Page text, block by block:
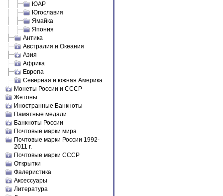
ЮАР
Югославия
Ямайка
Япония
Антика
Австралия и Океания
Азия
Африка
Европа
Северная и южная Америка
Монеты России и СССР
Жетоны
Иностранные Банкноты
Памятные медали
Банкноты России
Почтовые марки мира
Почтовые марки России 1992-
2011 г.
Почтовые марки СССР
Открытки
Фалеристика
Аксессуары
Литература